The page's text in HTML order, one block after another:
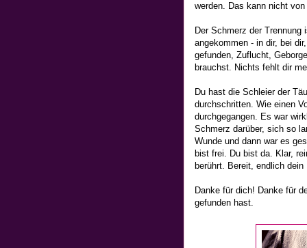
werden. Das kann nicht
Der Schmerz der
angekommen - in dir, bei
gefunden, Zuflucht,
brauchst. Nichts fehlt dir
Du hast die Schleier der
durchschritten. Wie einen
durchgegangen. Es war
Schmerz darüber, sich so
Wunde und dann war es
bist frei. Du bist da. Klar,
berührt. Bereit, endlich
Danke für dich! Danke für
gefunden hast.